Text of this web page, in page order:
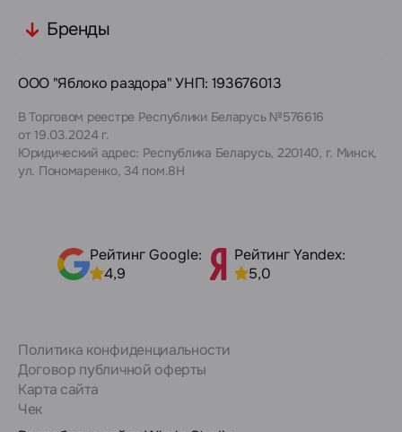
Бренды
ООО "Яблоко раздора" УНП: 193676013
В Торговом реестре Республики Беларусь №576616
от 19.03.2024 г.
Юридический адрес: Республика Беларусь, 220140, г. Минск,
ул. Пономаренко, 34 пом.8Н
Рейтинг Google:
4,9
Рейтинг Yandex:
5,0
Политика конфиденциальности
Договор публичной оферты
Карта сайта
Чек